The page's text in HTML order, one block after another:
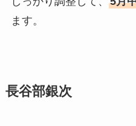
ます。
長谷部銀次